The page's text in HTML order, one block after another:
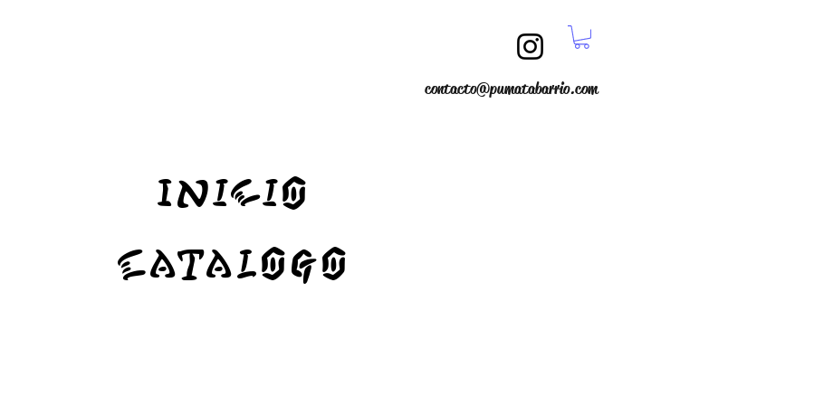
contacto@pumatabarrio.com
Inicio
Catalogo